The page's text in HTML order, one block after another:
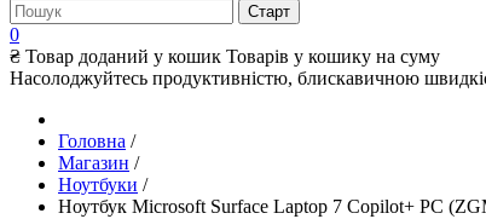
0
₴ Товар доданий у кошик Товарів у кошику на суму
Насолоджуйтесь продуктивністю, блискавичною
Головна /
Магазин /
Ноутбуки /
Ноутбук Microsoft Surface Laptop 7 Copilot+ PC